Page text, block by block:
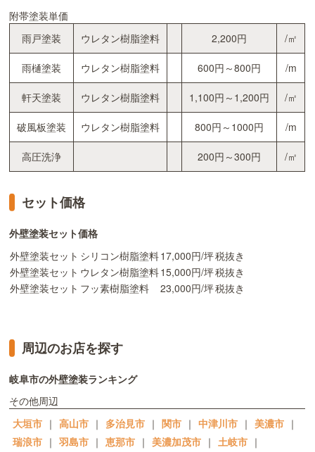
附帯塗装単価
雨戸塗装
ウレタン樹脂塗料 2,200円 /㎡
雨樋塗装 ウレタン樹脂塗料 600円～800円 /m
軒天塗装 ウレタン樹脂塗料 1,100円～1,200円 /㎡
破風板塗装 ウレタン樹脂塗料 800円～1000円 /m
高圧洗浄 200円～300円 /㎡
セット価格
外壁塗装セット価格
外壁塗装セット シリコン樹脂塗料17,000円/坪税抜き
外壁塗装セット ウレタン樹脂塗料15,000円/坪税抜き
外壁塗装セット フッ素樹脂塗料 23,000円/坪税抜き
周辺のお店を探す
岐阜市の外壁塗装ランキング
その他周辺
大垣市 ｜ 高山市 ｜ 多治見市 ｜ 関市 ｜ 中津川市 ｜ 美濃市 ｜
瑞浪市 ｜ 羽島市 ｜ 恵那市 ｜ 美濃加茂市 ｜ 土岐市 ｜